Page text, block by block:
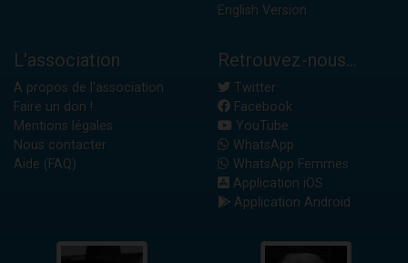
English Version
L'association
A propos de l'association
Faire un don !
Mentions légales
Nous contacter
Aide (FAQ)
Retrouvez-nous...
Twitter
Facebook
YouTube
WhatsApp
WhatsApp Femmes
Application iOS
Application Android